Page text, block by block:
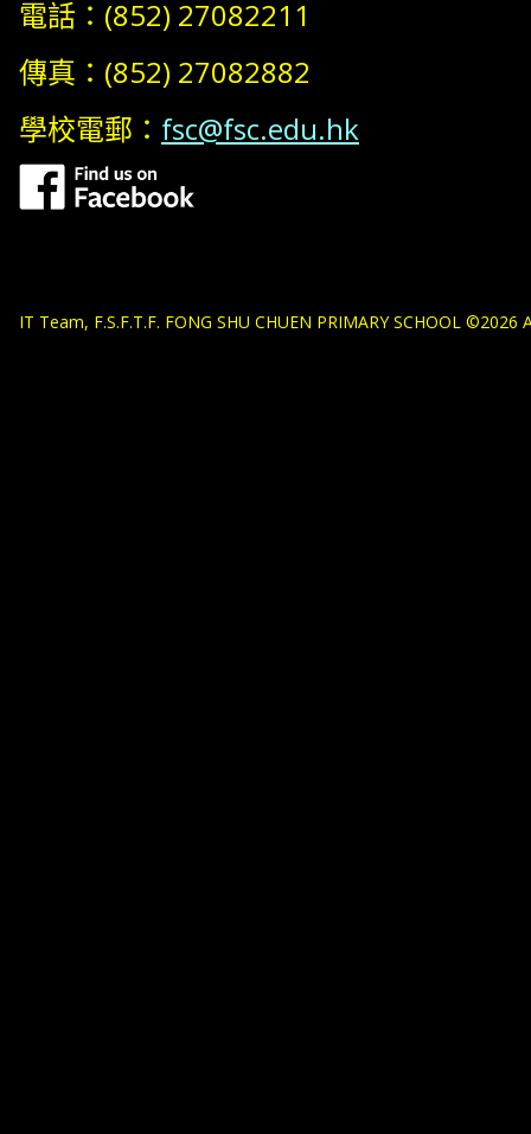
電話：(852) 27082211
傳真：(852) 27082882
學校電郵： fsc@fsc.edu.hk
IT Team, F.S.F.T.F. FONG SHU CHUEN PRIMARY SCHOOL ©2026